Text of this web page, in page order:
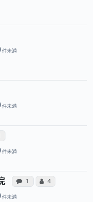
ュニケーション・タイプ（合算
所属医師へのコミュニ
感想投稿（合算）
1 病院への声と、
コミュニケーシ
4 所属医師